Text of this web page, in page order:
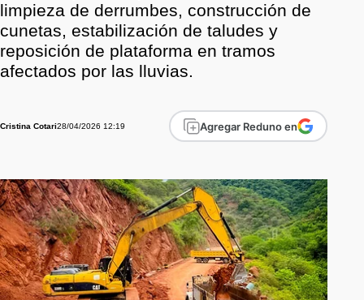
limpieza de derrumbes, construcción de
cunetas, estabilización de taludes y
reposición de plataforma en tramos
afectados por las lluvias.
Cristina Cotari28/04/2026 12:19 Agregar Reduno en